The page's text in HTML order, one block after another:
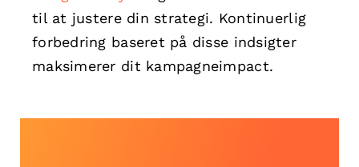
til at justere din strategi. Kontinuerlig
forbedring baseret på disse indsigter
maksimerer dit kampagneimpact.